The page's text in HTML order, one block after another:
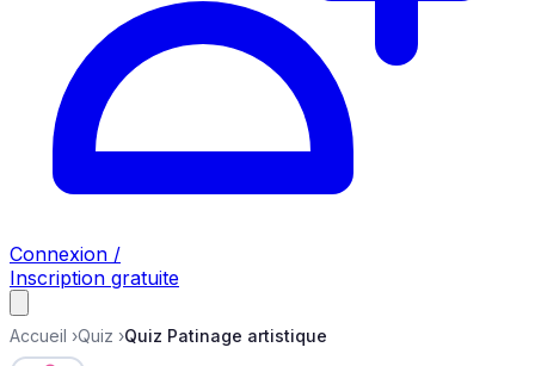
Connexion /
Inscription gratuite
Accueil ›Quiz ›Quiz Patinage artistique